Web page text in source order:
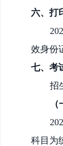
六、打
202
效身份
七、 考
招
科目为